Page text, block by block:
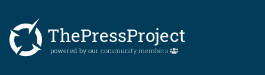
ThePressProject
powered by our community members